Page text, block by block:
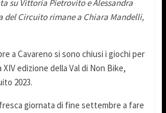
su Vittoria Pietrovito e Alessandra
del Circuito rimane a Chiara Mandelli,
a Cavareno si sono chiusi i giochi per
edizione della Val di Non Bike,
2023.
fresca giornata di fine settembre a fare